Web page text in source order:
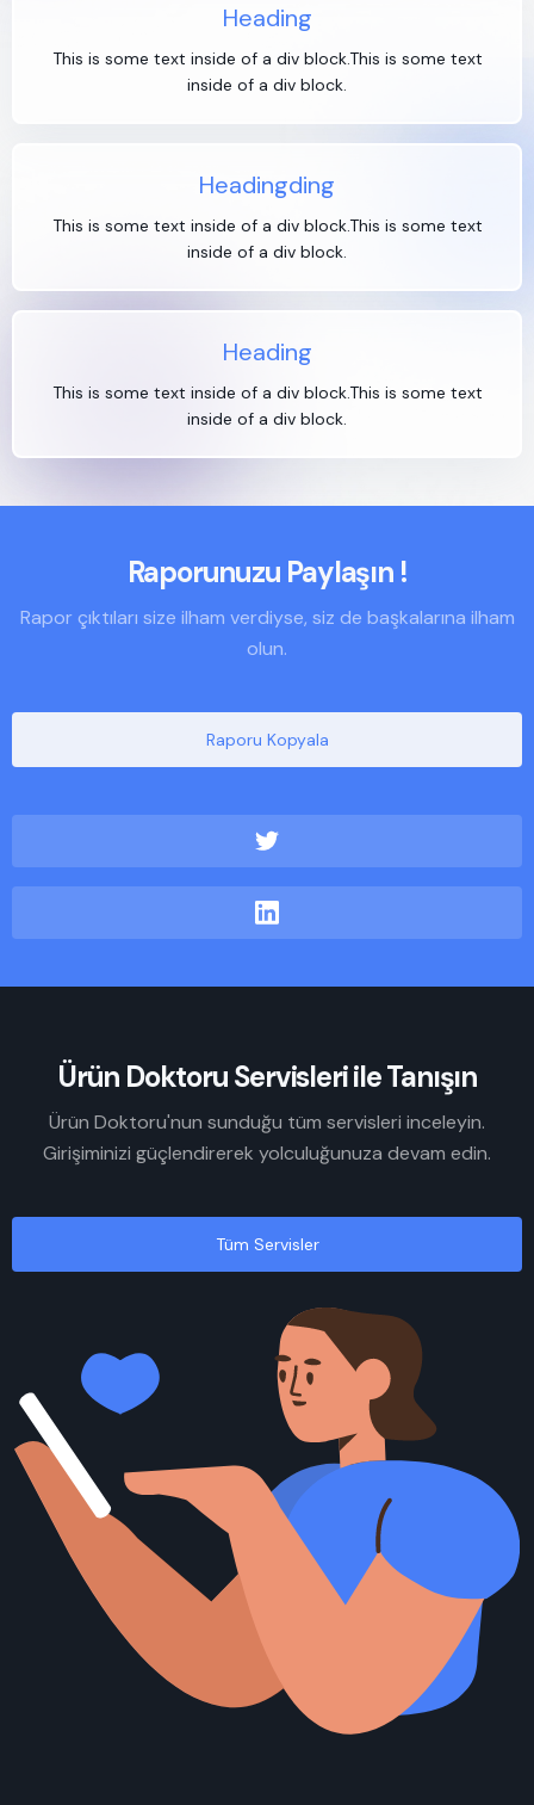
Heading
This is some text inside of a div block.This is some text
inside of a div block.
Headingding
This is some text inside of a div block.This is some text
inside of a div block.
Heading
This is some text inside of a div block.This is some text
inside of a div block.
Raporunuzu Paylaşın !
Rapor çıktıları size ilham verdiyse, siz de başkalarına ilham
olun.
Raporu Kopyala
Ürün Doktoru Servisleri ile Tanışın
Ürün Doktoru'nun sunduğu tüm servisleri inceleyin.
Girişiminizi güçlendirerek yolculuğunuza devam edin.
Tüm Servisler